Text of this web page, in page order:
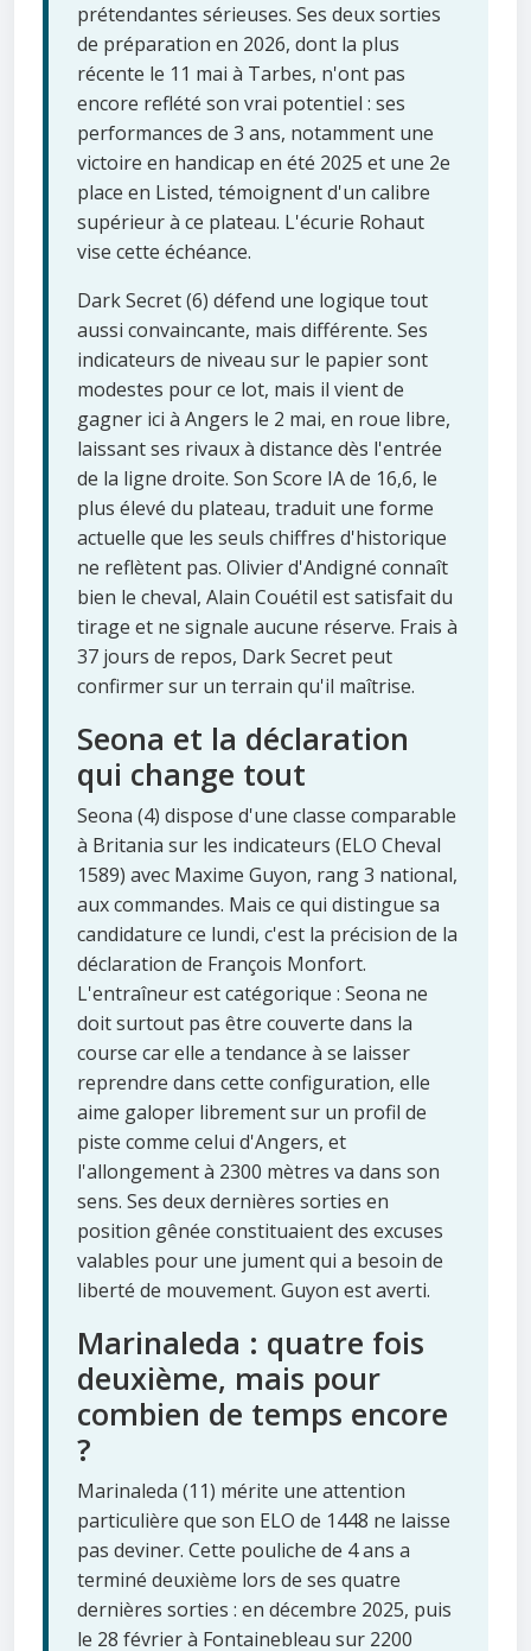
prétendantes sérieuses. Ses deux sorties
de préparation en 2026, dont la plus
récente le 11 mai à Tarbes, n'ont pas
encore reflété son vrai potentiel : ses
performances de 3 ans, notamment une
victoire en handicap en été 2025 et une 2e
place en Listed, témoignent d'un calibre
supérieur à ce plateau. L'écurie Rohaut
vise cette échéance.
Dark Secret (6) défend une logique tout
aussi convaincante, mais différente. Ses
indicateurs de niveau sur le papier sont
modestes pour ce lot, mais il vient de
gagner ici à Angers le 2 mai, en roue libre,
laissant ses rivaux à distance dès l'entrée
de la ligne droite. Son Score IA de 16,6, le
plus élevé du plateau, traduit une forme
actuelle que les seuls chiffres d'historique
ne reflètent pas. Olivier d'Andigné connaît
bien le cheval, Alain Couétil est satisfait du
tirage et ne signale aucune réserve. Frais à
37 jours de repos, Dark Secret peut
confirmer sur un terrain qu'il maîtrise.
Seona et la déclaration
qui change tout
Seona (4) dispose d'une classe comparable
à Britania sur les indicateurs (ELO Cheval
1589) avec Maxime Guyon, rang 3 national,
aux commandes. Mais ce qui distingue sa
candidature ce lundi, c'est la précision de la
déclaration de François Monfort.
L'entraîneur est catégorique : Seona ne
doit surtout pas être couverte dans la
course car elle a tendance à se laisser
reprendre dans cette configuration, elle
aime galoper librement sur un profil de
piste comme celui d'Angers, et
l'allongement à 2300 mètres va dans son
sens. Ses deux dernières sorties en
position gênée constituaient des excuses
valables pour une jument qui a besoin de
liberté de mouvement. Guyon est averti.
Marinaleda : quatre fois
deuxième, mais pour
combien de temps encore
?
Marinaleda (11) mérite une attention
particulière que son ELO de 1448 ne laisse
pas deviner. Cette pouliche de 4 ans a
terminé deuxième lors de ses quatre
dernières sorties : en décembre 2025, puis
le 28 février à Fontainebleau sur 2200